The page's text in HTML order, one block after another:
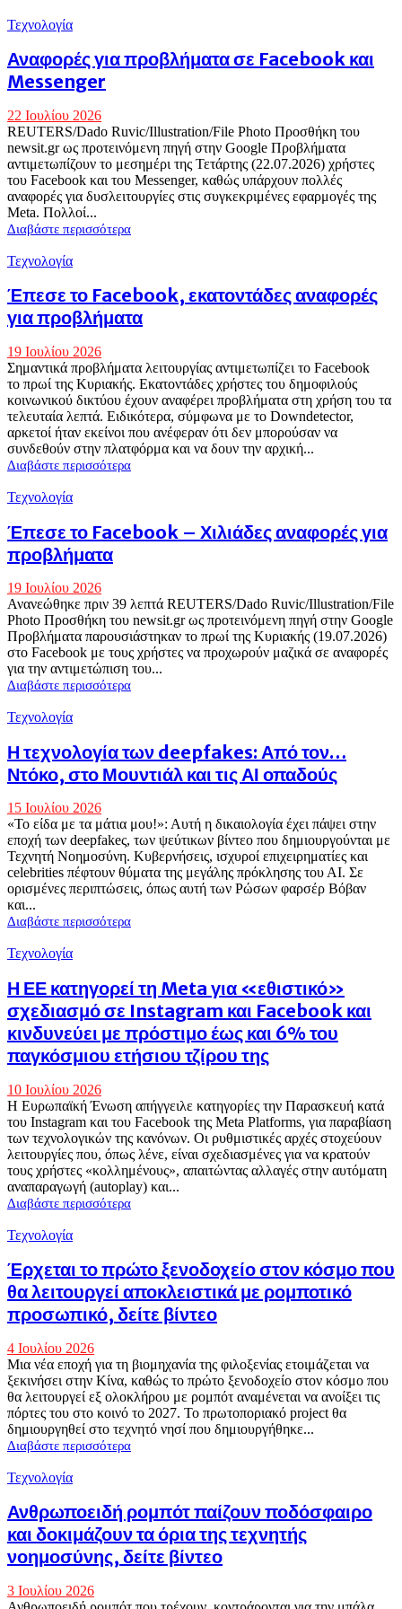
ψηφιακή
εποχή
Τεχνολογία
Αναφορές για προβλήματα σε Facebook και
Messenger
22 Ιουλίου 2026
REUTERS/Dado Ruvic/Illustration/File Photo Προσθήκη του
newsit.gr ως προτεινόμενη πηγή στην Google Προβλήματα
αντιμετωπίζουν το μεσημέρι της Τετάρτης (22.07.2026) χρήστες
του Facebook και του Messenger, καθώς υπάρχουν πολλές
αναφορές για δυσλειτουργίες στις συγκεκριμένες εφαρμογές της
Meta. Πολλοί...
Διαβάστε περισσότερα
Τεχνολογία
Έπεσε το Facebook, εκατοντάδες αναφορές
για προβλήματα
19 Ιουλίου 2026
Σημαντικά προβλήματα λειτουργίας αντιμετωπίζει το Facebook
το πρωί της Κυριακής. Εκατοντάδες χρήστες του δημοφιλούς
κοινωνικού δικτύου έχουν αναφέρει προβλήματα στη χρήση του τα
τελευταία λεπτά. Ειδικότερα, σύμφωνα με το Downdetector,
αρκετοί ήταν εκείνοι που ανέφεραν ότι δεν μπορούσαν να
συνδεθούν στην πλατφόρμα και να δουν την αρχική...
Διαβάστε περισσότερα
Τεχνολογία
Έπεσε το Facebook – Χιλιάδες αναφορές για
προβλήματα
19 Ιουλίου 2026
Ανανεώθηκε πριν 39 λεπτά REUTERS/Dado Ruvic/Illustration/File
Photo Προσθήκη του newsit.gr ως προτεινόμενη πηγή στην Google
Προβλήματα παρουσιάστηκαν το πρωί της Κυριακής (19.07.2026)
στο Facebook με τους χρήστες να προχωρούν μαζικά σε αναφορές
για την αντιμετώπιση του...
Διαβάστε περισσότερα
Τεχνολογία
Η τεχνολογία των deepfakes: Από τον…
Ντόκο, στο Μουντιάλ και τις ΑΙ οπαδούς
15 Ιουλίου 2026
«Το είδα με τα μάτια μου!»: Αυτή η δικαιολογία έχει πάψει στην
εποχή των deepfakeς, των ψεύτικων βίντεο που δημιουργούνται με
Τεχνητή Νοημοσύνη. Κυβερνήσεις, ισχυροί επιχειρηματίες και
celebrities πέφτουν θύματα της μεγάλης πρόκλησης του ΑΙ. Σε
ορισμένες περιπτώσεις, όπως αυτή των Ρώσων φαρσέρ Βόβαν
και...
Διαβάστε περισσότερα
Τεχνολογία
Η ΕΕ κατηγορεί τη Meta για «εθιστικό»
σχεδιασμό σε Instagram και Facebook και
κινδυνεύει με πρόστιμο έως και 6% του
παγκόσμιου ετήσιου τζίρου της
10 Ιουλίου 2026
Η Ευρωπαϊκή Ένωση απήγγειλε κατηγορίες την Παρασκευή κατά
του Instagram και του Facebook της Meta Platforms, για παραβίαση
των τεχνολογικών της κανόνων. Οι ρυθμιστικές αρχές στοχεύουν
λειτουργίες που, όπως λένε, είναι σχεδιασμένες για να κρατούν
τους χρήστες «κολλημένους», απαιτώντας αλλαγές στην αυτόματη
αναπαραγωγή (autoplay) και...
Διαβάστε περισσότερα
Τεχνολογία
Έρχεται το πρώτο ξενοδοχείο στον κόσμο που
θα λειτουργεί αποκλειστικά με ρομποτικό
προσωπικό, δείτε βίντεο
4 Ιουλίου 2026
Μια νέα εποχή για τη βιομηχανία της φιλοξενίας ετοιμάζεται να
ξεκινήσει στην Κίνα, καθώς το πρώτο ξενοδοχείο στον κόσμο που
θα λειτουργεί εξ ολοκλήρου με ρομπότ αναμένεται να ανοίξει τις
πόρτες του στο κοινό το 2027. Το πρωτοποριακό project θα
δημιουργηθεί στο τεχνητό νησί που δημιουργήθηκε...
Διαβάστε περισσότερα
Τεχνολογία
Ανθρωποειδή ρομπότ παίζουν ποδόσφαιρο
και δοκιμάζουν τα όρια της τεχνητής
νοημοσύνης, δείτε βίντεο
3 Ιουλίου 2026